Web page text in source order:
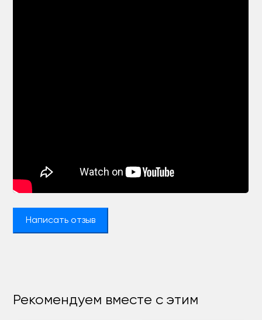
Написать отзыв
Рекомендуем вместе с этим